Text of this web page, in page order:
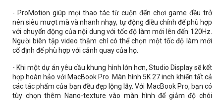
- ProMotion giúp mọi thao tác từ cuộn đến chơi game đều trở
nên siêu mượt mà và nhanh nhạy, tự động điều chỉnh để phù hợp
với chuyển động của nội dung với tốc độ làm mới lên đến 120Hz.
Người biên tập video thậm chí có thể chọn một tốc độ làm mới
cố định để phù hợp với cảnh quay của họ.
- Khi một dự án yêu cầu khung hình lớn hơn, Studio Display sẽ kết
hợp hoàn hảo với MacBook Pro. Màn hình 5K 27 inch khiến tất cả
các tác phẩm của bạn đều đẹp lộng lẫy. Với MacBook Pro, bạn có
tùy chọn thêm Nano-texture vào màn hình để giảm độ chói